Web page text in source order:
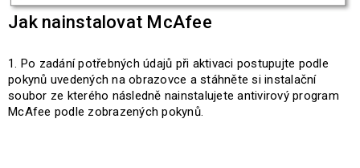
Jak nainstalovat McAfee
Po zadání potřebných údajů při aktivaci postupujte podle
pokynů uvedených na obrazovce a stáhněte si instalační
soubor ze kterého následně nainstalujete antivirový program
McAfee podle zobrazených pokynů.